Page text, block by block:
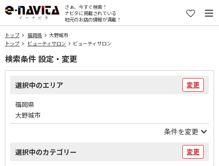
さぁ、今すぐ検索！
ナビタに掲載されている
地元のお店の情報が満載！
トップ 福岡県
大野城市
トップ
ビューティサロン ビューティサロン
検索条件 設定・変更
選択中のエリア 変更
福岡県
大野城市
条件を変更
選択中のカテゴリー 変更